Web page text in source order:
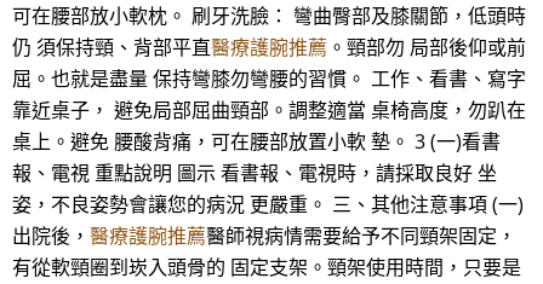
可在腰部放小軟枕。 刷牙洗臉： 彎曲臀部及膝關節，低頭時
仍 須保持頸、背部平直醫療護腕推薦 。頸部勿 局部後仰或前
屈。也就是盡量 保持彎膝勿彎腰的習慣。 工作、看書、寫字
靠近桌子， 避免局部屈曲頸部。調整適當 桌椅高度，勿趴在
桌上。避免 腰酸背痛，可在腰部放置小軟 墊。 3 (一)看書
報、電視 重點說明 圖示 看書報、電視時，請採取良好 坐
姿，不良姿勢會讓您的病況 更嚴重。 三、其他注意事項 (一)
出院後， 醫療護腕推薦醫師視病情需要給予不同頸架固定，
有從軟頸圈到崁入頭骨的 固定支架。頸架使用時間，只要是